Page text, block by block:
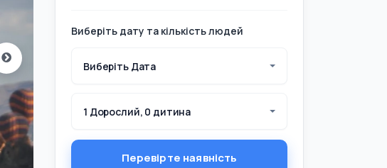
Виберіть дату та кількість людей
Виберіть Дата
1 Дорослий, 0 дитина
Перевірте наявність